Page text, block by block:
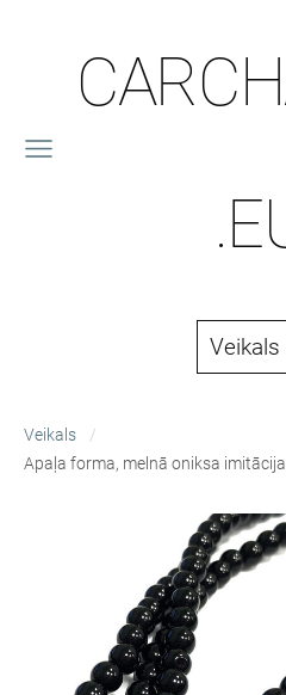
Veikals
Veikals
Apaļa forma, melnā oniksa